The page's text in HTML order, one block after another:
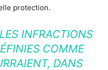
protection.
INFRACTIONS
COMME
DANS